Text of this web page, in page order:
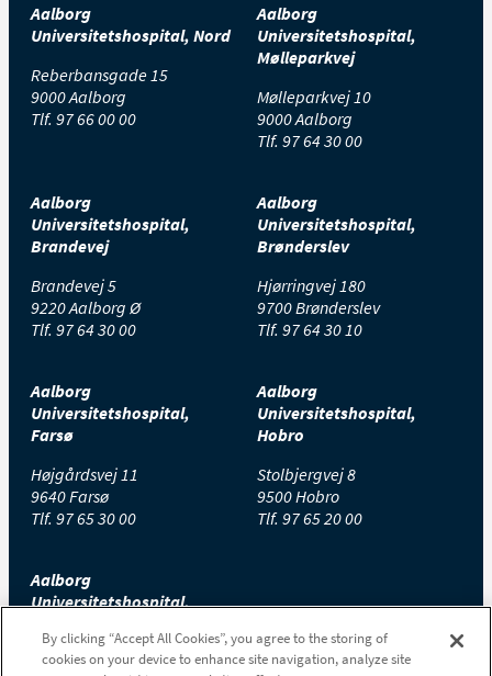
Aalborg
Universitetshospital, Nord
Reberbansgade 15
9000 Aalborg
Tlf. 97 66 00 00
Aalborg
Universitetshospital,
Mølleparkvej
Mølleparkvej 10
9000 Aalborg
Tlf. 97 64 30 00
Aalborg
Universitetshospital,
Brandevej
Brandevej 5
9220 Aalborg Ø
Tlf. 97 64 30 00
Aalborg
Universitetshospital,
Brønderslev
Hjørringvej 180
9700 Brønderslev
Tlf. 97 64 30 10
Aalborg
Universitetshospital,
Farsø
Højgårdsvej 11
9640 Farsø
Tlf. 97 65 30 00
Aalborg
Universitetshospital,
Hobro
Stolbjergvej 8
9500 Hobro
Tlf. 97 65 20 00
Aalborg
Universitetshospital,
Højtoftevej 2
By clicking “Accept All Cookies”, you agree to the storing of
cookies on your device to enhance site navigation, analyze site